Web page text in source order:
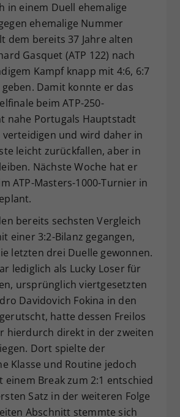
in einem Duell ehemalige
ehemalige Nummer
dem bereits 37 Jahre alten
Gasquet (ATP 122) nach
Kampf knapp mit 4:6, 6:7
geben. Damit konnte er das
beim ATP-250-
nahe Portugals Hauptstadt
verteidigen und wird daher in
leicht zurückfallen, aber in
Nächste Woche hat er
ATP-Masters-1000-Turnier in
bereits sechsten Vergleich
einer 3:2-Bilanz gegangen,
letzten drei Duelle gewonnen.
lediglich als Lucky Loser für
ursprünglich viertgesetzten
Davidovich Fokina in den
hatte dessen Freilos
hierdurch direkt in der zweiten
Dort spielte der
Klasse und Routine jedoch
einem Break zum 2:1 entschied
Satz in der weiteren Folge
Abschnitt stemmte sich